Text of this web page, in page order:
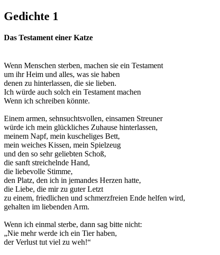
Gedichte 1
Das Testament einer Katze
Wenn Menschen sterben, machen sie ein Testament
um ihr Heim und alles, was sie haben
denen zu hinterlassen, die sie lieben.
Ich würde auch solch ein Testament machen
Wenn ich schreiben könnte.
Einem armen, sehnsuchtsvollen, einsamen Streuner
würde ich mein glückliches Zuhause hinterlassen,
meinem Napf, mein kuscheliges Bett,
mein weiches Kissen, mein Spielzeug
und den so sehr geliebten Schoß,
die sanft streichelnde Hand,
die liebevolle Stimme,
den Platz, den ich in jemandes Herzen hatte,
die Liebe, die mir zu guter Letzt
zu einem, friedlichen und schmerzfreien Ende helfen wird,
gehalten im liebenden Arm.
Wenn ich einmal sterbe, dann sag bitte nicht:
„Nie mehr werde ich ein Tier haben,
der Verlust tut viel zu weh!“